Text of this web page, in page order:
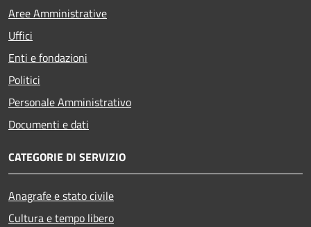
Aree Amministrative
Uffici
Enti e fondazioni
Politici
Personale Amministrativo
Documenti e dati
CATEGORIE DI SERVIZIO
Anagrafe e stato civile
Cultura e tempo libero